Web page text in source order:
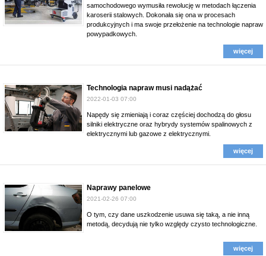
samochodowego wymusiła rewolucję w metodach łączenia
karoserii stalowych. Dokonała się ona w procesach
produkcyjnych i ma swoje przełożenie na technologie napraw
powypadkowych.
więcej
Technologia napraw musi nadążać
2022-01-03 07:00
Napędy się zmieniają i coraz częściej dochodzą do głosu
silniki elektryczne oraz hybrydy systemów spalinowych z
elektrycznymi lub gazowe z elektrycznymi.
więcej
Naprawy panelowe
2021-02-26 07:00
O tym, czy dane uszkodzenie usuwa się taką, a nie inną
metodą, decydują nie tylko względy czysto technologiczne.
więcej